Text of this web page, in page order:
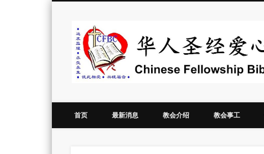
Vimeo
首页 最新消息 教会介绍 教会事工